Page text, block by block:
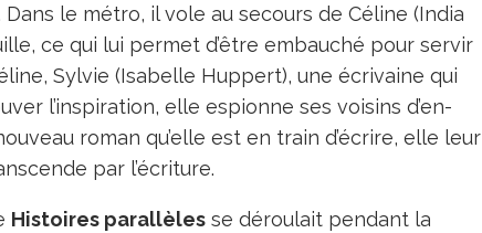
le métro, il vole au secours de Céline (India
ce qui lui permet d’être embauché pour servir
Sylvie (Isabelle Huppert), une écrivaine qui
l’inspiration, elle espionne ses voisins d’en-
roman qu’elle est en train d’écrire, elle leur
par l’écriture.
Histoires parallèles se déroulait pendant la